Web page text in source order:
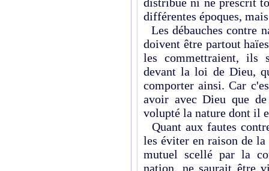
différentes époques,
Les débauches contre
doivent être partout
les commettraient, ils
devant la loi de Dieu,
comporter ainsi. Car
avoir avec Dieu que
volupté la nature dont il
Quant aux fautes
les éviter en raison de
mutuel scellé par la
nation, ne saurait être